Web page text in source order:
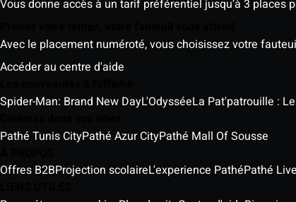
Vous donne accès à un tarif préférentiel jusqu’à 3 places
Avec le placement numéroté, vous choisissez votre
Accéder au centre d'aide
Spider-Man: Brand New DayL'OdysséeLa Pat'patrouille :
Pathé Tunis CityPathé Azur CityPathé Mall Of Sousse
Offres B2BProjection scolaireL'experience PathéPathé Live